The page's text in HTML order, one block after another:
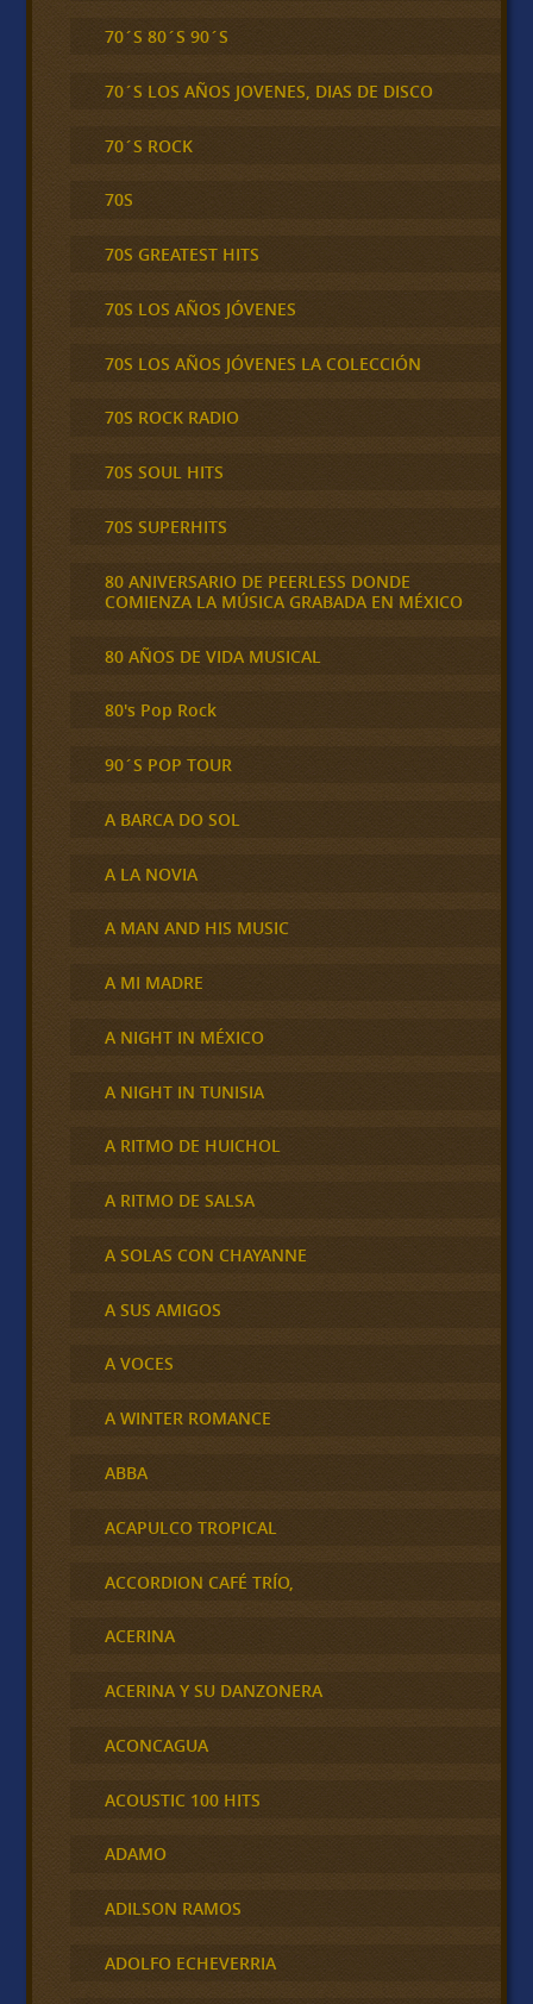
70´S 80´S 90´S
70´S LOS AÑOS JOVENES, DIAS DE DISCO
70´S ROCK
70S
70S GREATEST HITS
70S LOS AÑOS JÓVENES
70S LOS AÑOS JÓVENES LA COLECCIÓN
70S ROCK RADIO
70S SOUL HITS
70S SUPERHITS
80 ANIVERSARIO DE PEERLESS DONDE
COMIENZA LA MÚSICA GRABADA EN MÉXICO
80 AÑOS DE VIDA MUSICAL
80's Pop Rock
90´S POP TOUR
A BARCA DO SOL
A LA NOVIA
A MAN AND HIS MUSIC
A MI MADRE
A NIGHT IN MÉXICO
A NIGHT IN TUNISIA
A RITMO DE HUICHOL
A RITMO DE SALSA
A SOLAS CON CHAYANNE
A SUS AMIGOS
A VOCES
A WINTER ROMANCE
ABBA
ACAPULCO TROPICAL
ACCORDION CAFÉ TRÍO,
ACERINA
ACERINA Y SU DANZONERA
ACONCAGUA
ACOUSTIC 100 HITS
ADAMO
ADILSON RAMOS
ADOLFO ECHEVERRIA